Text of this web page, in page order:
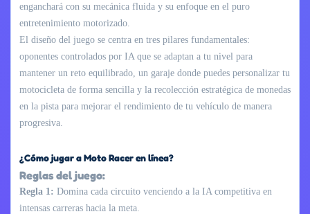
enganchará con su mecánica fluida y su enfoque en el puro
entretenimiento motorizado.
El diseño del juego se centra en tres pilares fundamentales:
oponentes controlados por IA que se adaptan a tu nivel para
mantener un reto equilibrado, un garaje donde puedes personalizar tu
motocicleta de forma sencilla y la recolección estratégica de monedas
en la pista para mejorar el rendimiento de tu vehículo de manera
progresiva.
¿Cómo jugar a Moto Racer en línea?
Reglas del juego:
Regla 1: Domina cada circuito venciendo a la IA competitiva en
intensas carreras hacia la meta.